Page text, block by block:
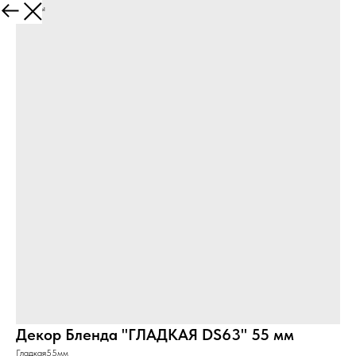
Все товары
Декор Бленда "ГЛАДКАЯ DS63" 55 мм
Гладкая55мм